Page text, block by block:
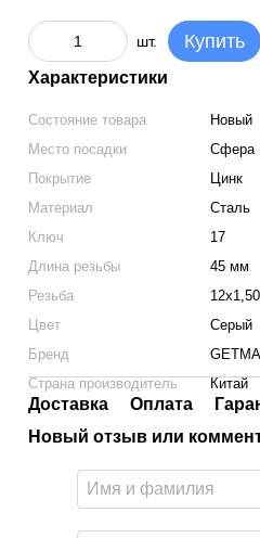
шт. Купить
Характеристики
Состояние товара
Новый
Место посадки
Сфера
Покрытие
Цинк
Материал
Сталь
Ключ
17
Длина резьбы
45 мм
Резьба
12x1,50
Цвет
Серый
Бренд
Страна производитель
Китай
Доставка Оплата
Новый отзыв или